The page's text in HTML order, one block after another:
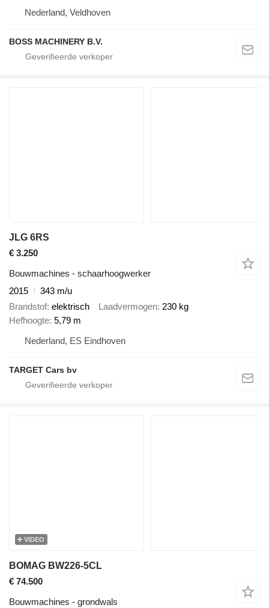
Nederland, Veldhoven
BOSS MACHINERY B.V.
JLG 6RS
€ 3.250
Bouwmachines - schaarhoogwerker
2015
343 m/u
Brandstof elektrisch Laadvermogen 230 kg
Hefhoogte 5,79 m
Nederland, ES Eindhoven
TARGET Cars bv
VIDEO
BOMAG BW226-5CL
€ 74.500
Bouwmachines - grondwals